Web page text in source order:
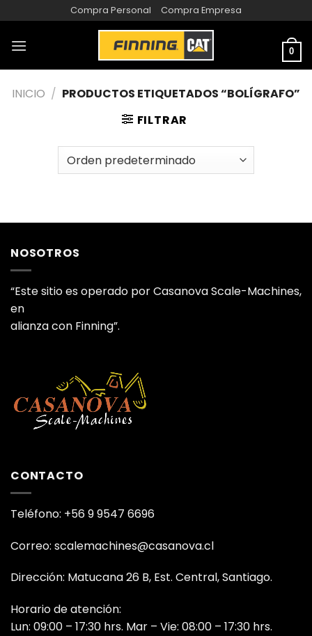
Compra Personal Compra Empresa
0
INICIO / PRODUCTOS ETIQUETADOS “BOLÍGRAFO”
FILTRAR
NOSOTROS
“Este sitio es operado por Casanova Scale-Machines,
en
alianza con Finning”.
CONTACTO
Teléfono: +56 9 9547 6696
Correo: scalemachines@casanova.cl
Dirección: Matucana 26 B, Est. Central, Santiago.
Horario de atención:
Lun: 09:00 – 17:30 hrs. Mar – Vie: 08:00 – 17:30 hrs.